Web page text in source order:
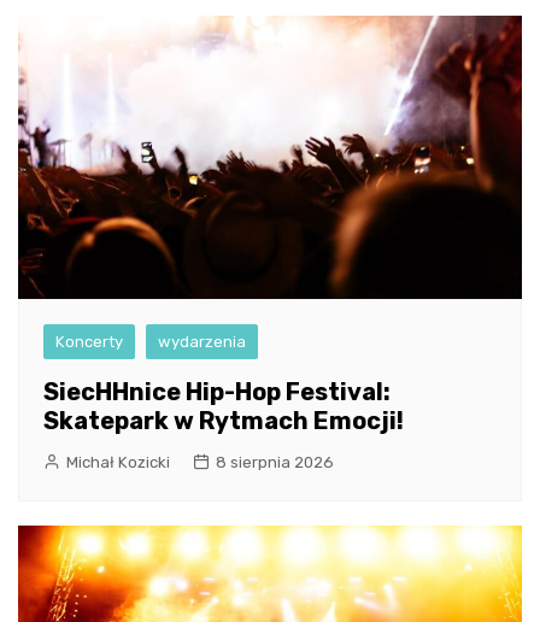
Koncerty wydarzenia
SiecHHnice Hip-Hop Festival:
Skatepark w Rytmach Emocji!
Michał Kozicki 8 sierpnia 2026